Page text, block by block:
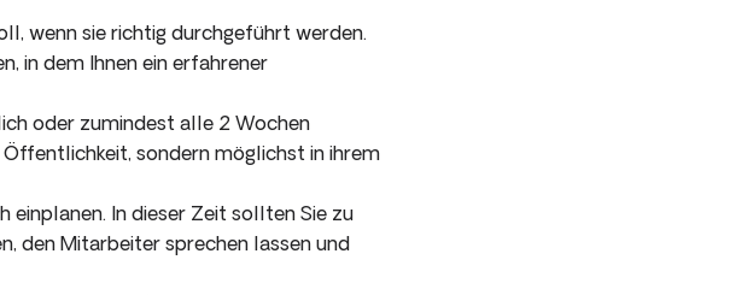
wenn sie richtig durchgeführt werden.
in dem Ihnen ein erfahrener
oder zumindest alle 2 Wochen
sondern möglichst in ihrem
einplanen. In dieser Zeit sollten Sie zu
den Mitarbeiter sprechen lassen und